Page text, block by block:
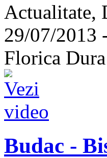
Actualitate,
29/07/2013
Florica Dura
Budac -